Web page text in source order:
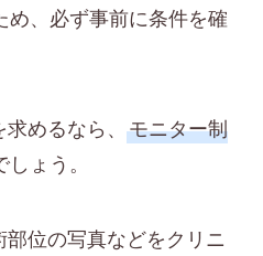
め、必ず事前に条件を確
めるなら、 モニター制
ょう。
位の写真などをクリニ